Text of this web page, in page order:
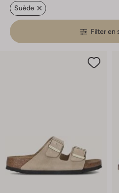
Suède
Filter en